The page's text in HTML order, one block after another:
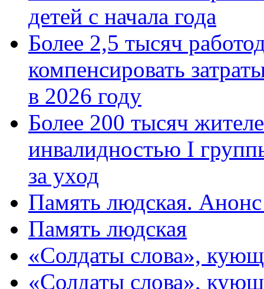
детей с начала года
Более 2,5 тысяч
компенсировать
в 2026 году
Более 200 тысяч
инвалидностью I
за уход
Память людская.
Память людская
«Солдаты слова»,
«Солдаты слова»,